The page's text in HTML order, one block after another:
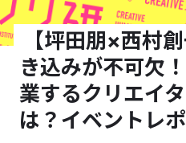
【坪田朋×西村
き込みが不可欠
業するクリエイ
は？イベントレ